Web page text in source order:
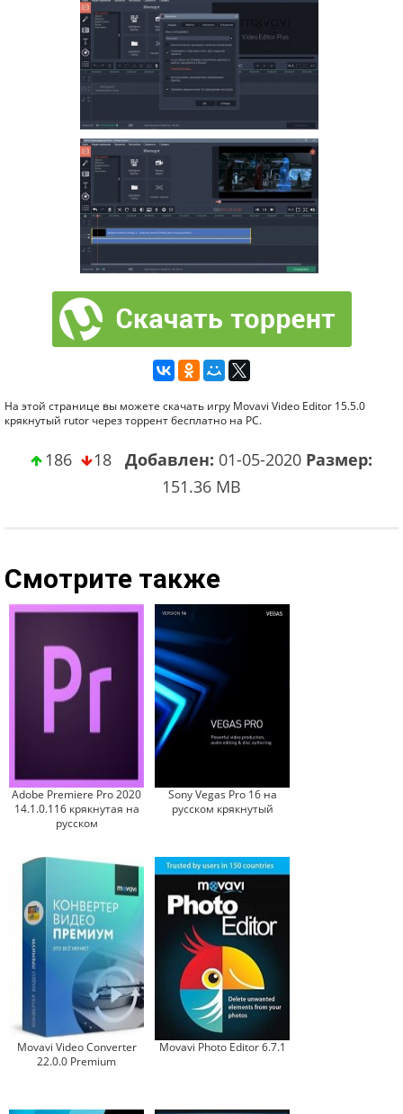
На этой странице вы можете скачать игру Movavi Video Editor 15.5.0
крякнутый rutor через торрент бесплатно на PC.
186 18 Добавлен: 01-05-2020 Размер:
151.36 MB
Смотрите также
Adobe Premiere Pro 2020
14.1.0.116 крякнутая на
русском
Sony Vegas Pro 16 на
русском крякнутый
Movavi Video Converter
22.0.0 Premium
Movavi Photo Editor 6.7.1